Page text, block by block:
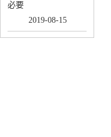
必要
2019-08-15